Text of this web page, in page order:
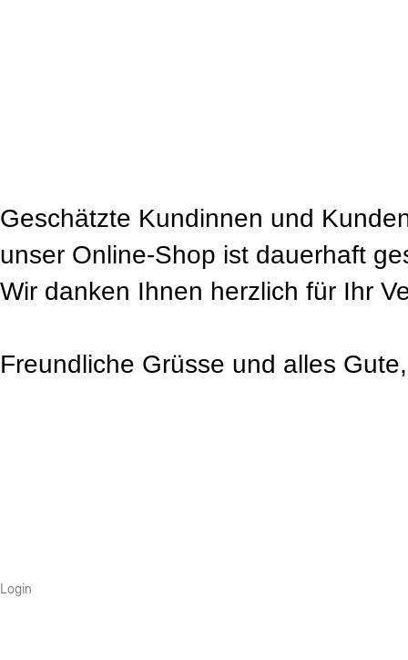
Geschätzte Kundinnen und
unser Online-Shop ist dauerhaft
Wir danken Ihnen herzlich für Ihr
Freundliche Grüsse und alles
Login